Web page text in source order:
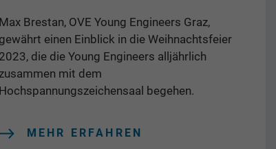
Max Brestan, OVE Young Engineers Graz,
gewährt einen Einblick in die Weihnachtsfeier
2023, die die Young Engineers alljährlich
zusammen mit dem
Hochspannungszeichensaal begehen.
MEHR ERFAHREN